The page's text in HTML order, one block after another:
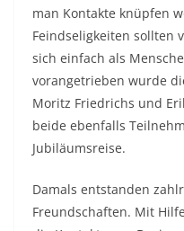
man Kontakte knüpfen
Feindseligkeiten sollten
sich einfach als
vorangetrieben wurde
Moritz Friedrichs und
beide ebenfalls
Jubiläumsreise.
Damals entstanden
Freundschaften. Mit